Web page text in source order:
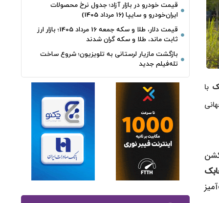
با
قیمت خودرو در بازار آزاد؛ جدول نرخ محصولات
ایران‌خودرو و سایپا (16 مرداد 1405)
قیمت دلار، طلا و سکه جمعه 16 مرداد 1405؛ بازار ارز
ثابت ماند، طلا و سکه گران شدند
بازگشت مازیار لرستانی به تلویزیون؛ شروع ساخت
تله‌فیلم جدید